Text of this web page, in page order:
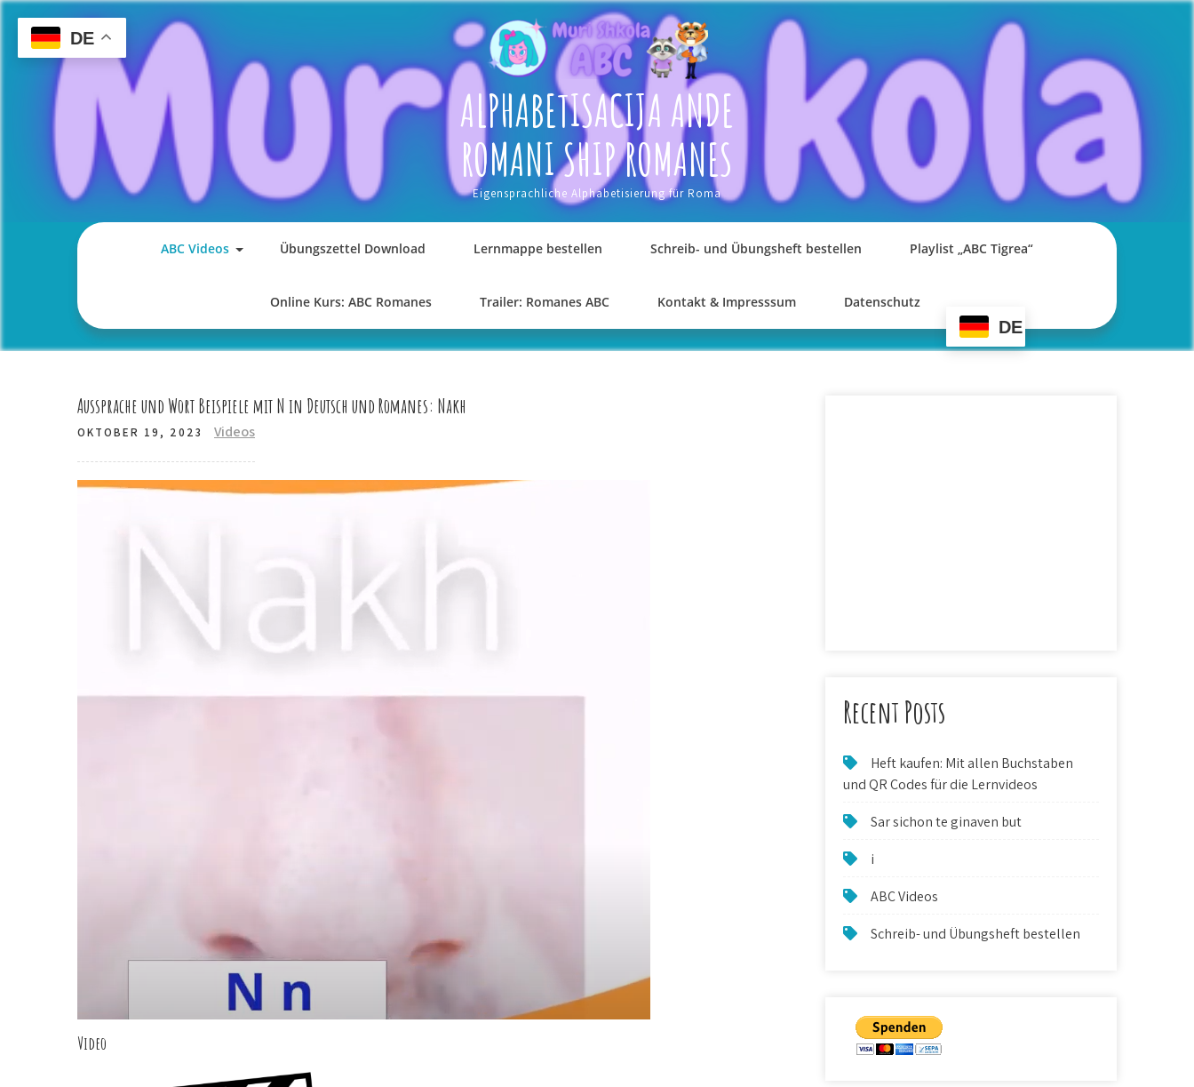
Skip
content
ALPHABETISACIJA ANDE
ROMANI SHIP ROMANES
Eigensprachliche Alphabetisierung für Roma
ABC Videos Übungszettel Download Lernmappe bestellen Schreib- und Übungsheft bestellen Playlist „ABC Tigrea“
Online Kurs: ABC Romanes Trailer: Romanes ABC Kontakt & Impresssum Datenschutz
DE
Aussprache und Wort Beispiele mit N in Deutsch und Romanes: Nakh
OKTOBER 19, 2023 Videos
Video
Recent Posts
Heft kaufen: Mit allen Buchstaben
und QR Codes für die Lernvideos
Sar sichon te ginaven but
i
ABC Videos
Schreib- und Übungsheft bestellen
DE